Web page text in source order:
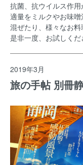
抗菌、抗ウイルス作用
適量をミルクやお味
混ぜたり、様々なお料
是非一度、お試しくだ
2019年3月
旅の手帖 別冊